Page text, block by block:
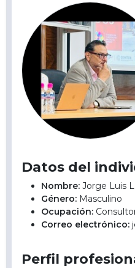
Datos del
Nombre: Jorge Luis
Género: Masculino
Ocupación:
Correo electrónico:
Perfil